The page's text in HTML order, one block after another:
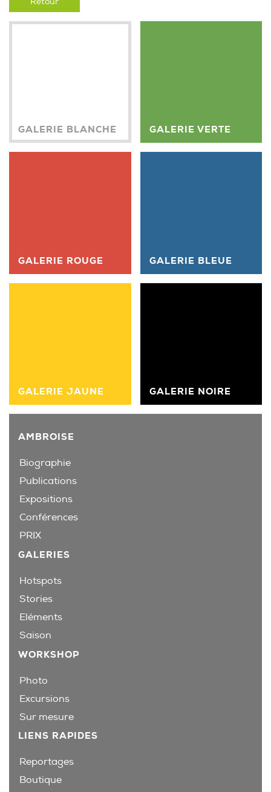
GALERIE BLANCHE GALERIE VERTE
GALERIE ROUGE GALERIE BLEUE
GALERIE JAUNE GALERIE NOIRE
AMBROISE
Biographie
Publications
Expositions
Conférences
PRIX
GALERIES
Hotspots
Stories
Eléments
Saison
WORKSHOP
Photo
Excursions
Sur mesure
LIENS RAPIDES
Reportages
Boutique